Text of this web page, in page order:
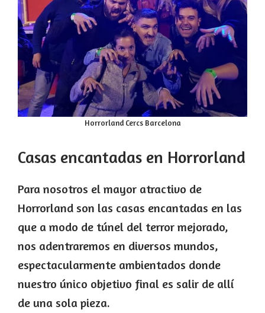
Horrorland Cercs Barcelona
Casas encantadas en Horrorland
Para nosotros el mayor atractivo de
Horrorland son las casas encantadas en las
que a modo de túnel del terror mejorado,
nos adentraremos en diversos mundos,
espectacularmente ambientados donde
nuestro único objetivo final es salir de allí
de una sola pieza.